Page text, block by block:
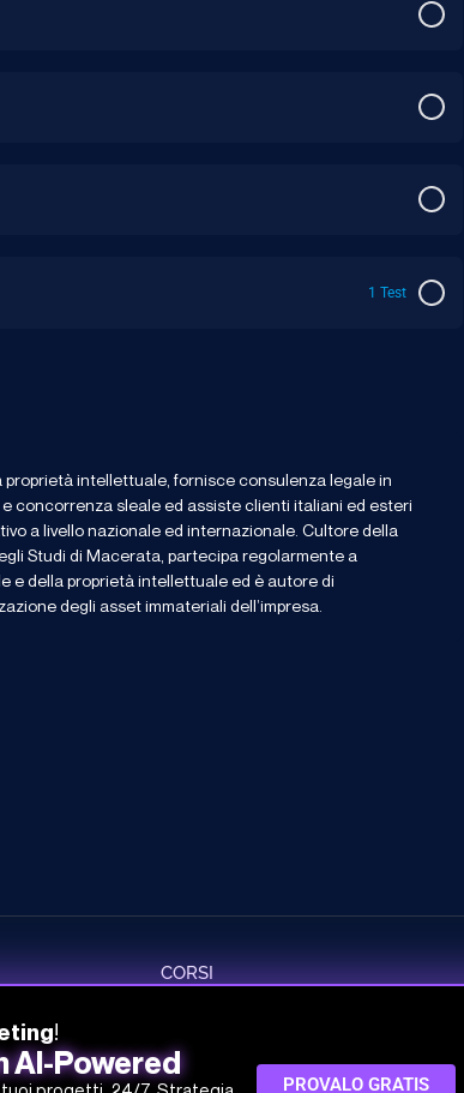
1 Test
intellettuale, fornisce consulenza legale in
concorrenza sleale ed assiste clienti italiani ed esteri
a livello nazionale ed internazionale. Cultore della
Studi di Macerata, partecipa regolarmente a
e della proprietà intellettuale ed è autore di
degli asset immateriali dell’impresa.
CORSI
Argomenti
!
AI-Powered
PROVALO GRATIS